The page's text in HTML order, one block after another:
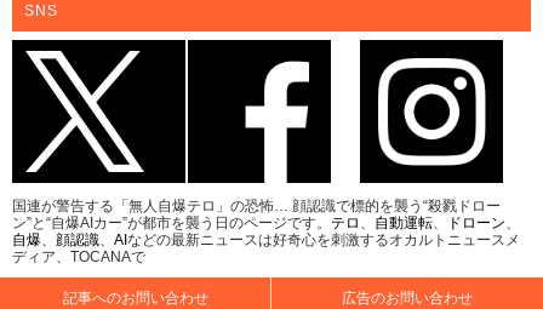
SNS
国連が警告する「無人自爆テロ」の恐怖… 顔認識で標的を襲う“殺戮ドロー
ン”と“自爆AIカー”が都市を襲う日のページです。 テロ 、 自動運転、 ドローン、
自爆、 顔認識、 AI などの最新ニュースは好奇心を刺激するオカルトニュースメ
ディア、TOCANAで
記事へのお問い合わせ 広告のお問い合わせ